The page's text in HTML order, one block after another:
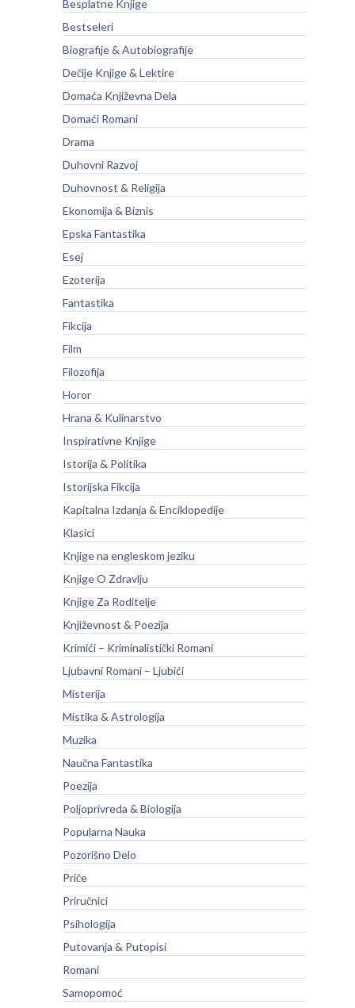
Besplatne Knjige
Bestseleri
Biografije & Autobiografije
Dečije Knjige & Lektire
Domaća Književna Dela
Domaći Romani
Drama
Duhovni Razvoj
Duhovnost & Religija
Ekonomija & Biznis
Epska Fantastika
Esej
Ezoterija
Fantastika
Fikcija
Film
Filozofija
Horor
Hrana & Kulinarstvo
Inspirativne Knjige
Istorija & Politika
Istorijska Fikcija
Kapitalna Izdanja & Enciklopedije
Klasici
Knjige na engleskom jeziku
Knjige O Zdravlju
Knjige Za Roditelje
Književnost & Poezija
Krimići – Kriminalistički Romani
Ljubavni Romani – Ljubići
Misterija
Mistika & Astrologija
Muzika
Naučna Fantastika
Poezija
Poljoprivreda & Biologija
Popularna Nauka
Pozorišno Delo
Priče
Priručnici
Psihologija
Putovanja & Putopisi
Romani
Samopomoć